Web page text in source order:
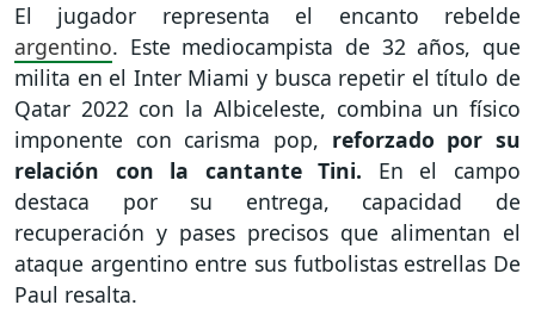
El jugador representa el encanto rebelde
argentino. Este mediocampista de 32 años, que
milita en el Inter Miami y busca repetir el título de
Qatar 2022 con la Albiceleste, combina un físico
imponente con carisma pop, reforzado por su
relación con la cantante Tini. En el campo
destaca por su entrega, capacidad de
recuperación y pases precisos que alimentan el
ataque argentino entre sus futbolistas estrellas De
Paul resalta.